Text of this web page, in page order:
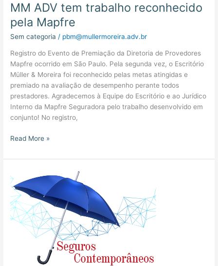
MM ADV tem trabalho reconhecido
pela Mapfre
Sem categoria / pbm@mullermoreira.adv.br
Registro do Evento de Premiação da Diretoria de Provedores
Mapfre ocorrido em São Paulo. Pela segunda vez, o Escritório
Müller & Moreira foi reconhecido pelas metas atingidas e
premiado na avaliação de desempenho perante todos
prestadores. Agradecemos à Equipe do Escritório e ao Jurídico
Interno da Mapfre Seguradora pelo trabalho desenvolvido em
conjunto! No registro,
Read More »
CONJUR:
Enunciado
de
Súmula
677